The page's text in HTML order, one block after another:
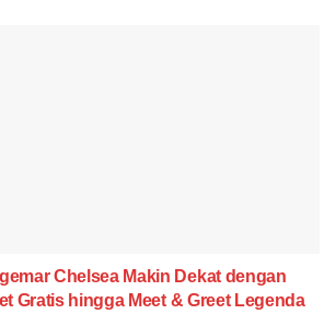
Chelsea Makin Dekat dengan
Gratis hingga Meet & Greet Legenda